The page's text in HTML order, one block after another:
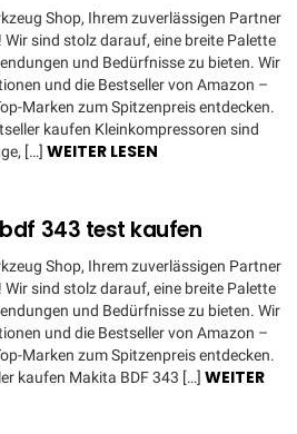
Shop, Ihrem zuverlässigen Partner
sind stolz darauf, eine breite Palette
und Bedürfnisse zu bieten. Wir
und die Bestseller von Amazon –
Marken zum Spitzenpreis entdecken.
kaufen Kleinkompressoren sind
[…] WEITER LESEN
343 test kaufen
Shop, Ihrem zuverlässigen Partner
sind stolz darauf, eine breite Palette
und Bedürfnisse zu bieten. Wir
und die Bestseller von Amazon –
Marken zum Spitzenpreis entdecken.
kaufen Makita BDF 343 […] WEITER